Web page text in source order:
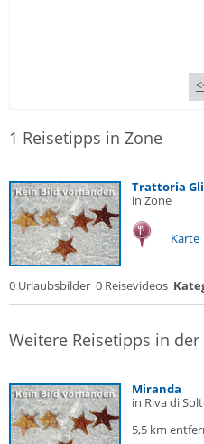
1 Reisetipps in Zone
Trattoria
in Zone
Karte
0 Urlaubsbilder 0 Reisevideos
Weitere Reisetipps in
Miranda
in Riva di
5,5 km